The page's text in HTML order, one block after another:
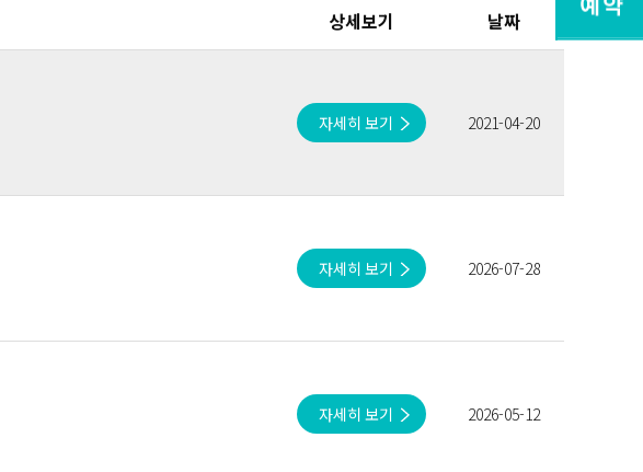
상세보기 날짜
자세히 보기 2021-04-20
자세히 보기 2026-07-28
자세히 보기 2026-05-12